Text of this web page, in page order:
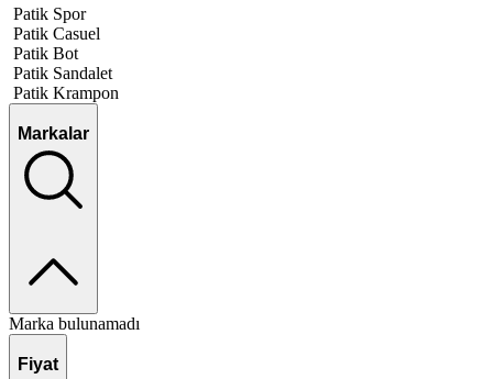
Patik Spor
Patik Casuel
Patik Bot
Patik Sandalet
Patik Krampon
Markalar
Marka bulunamadı
Fiyat